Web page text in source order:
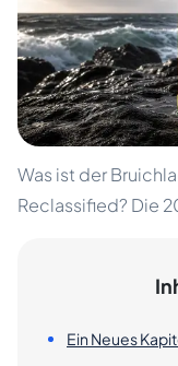
Was ist der
Reclassified? Die
Ein Neues